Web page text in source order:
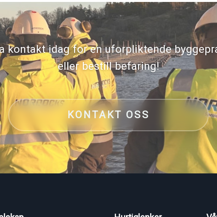
kontakt idag for en uforpliktende
eller bestill befaring!
KONTAKT OSS